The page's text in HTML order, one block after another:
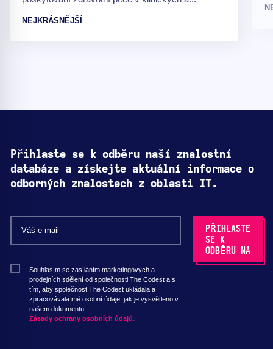
NEJKRÁSNĚJŠÍ
Přihlaste se k odběru naší znalostní
databáze a získejte aktuální informace o
odborných znalostech z oblasti IT.
Souhlasím se zasíláním marketingových a
prodejních sdělení od společnosti The Codest a s
tím, aby společnost The Codest ukládala a
zpracovávala mé osobní údaje, jak je vysvětleno v
našem dokumentu.
Zásady ochrany osobních údajů.